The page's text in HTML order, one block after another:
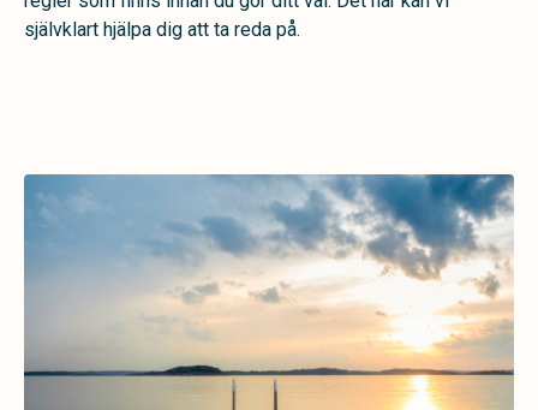
självklart hjälpa dig att ta reda på.